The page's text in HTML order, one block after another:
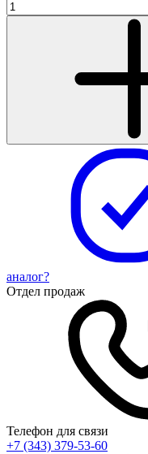
аналог?
Отдел продаж
Телефон для связи
+7 (343) 379-53-60